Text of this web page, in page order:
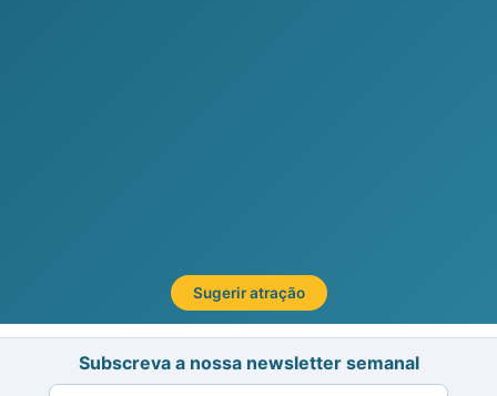
Sugerir atração
Subscreva a nossa newsletter semanal